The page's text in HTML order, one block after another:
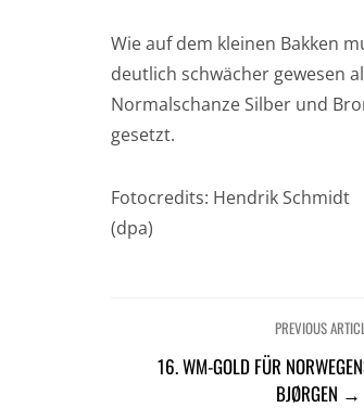
Wie auf dem kleinen Bakken
deutlich schwächer gewesen
Normalschanze Silber und
gesetzt.
Fotocredits: Hendrik Schmidt
(dpa)
PREVIOUS
16. WM-GOLD FÜR
BJØRGEN →